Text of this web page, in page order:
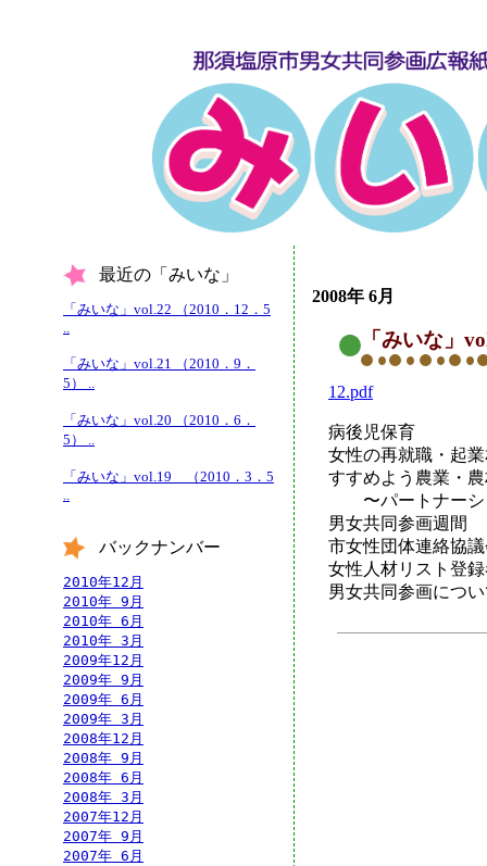
最近の「みいな」
「みいな」vol.22 （2010．12．5
..
「みいな」vol.21 （2010．9．
5） ..
「みいな」vol.20 （2010．6．
5） ..
「みいな」vol.19 （2010．3．5
..
バックナンバー
2010年12月
2010年 9月
2010年 6月
2010年 3月
2009年12月
2009年 9月
2009年 6月
2009年 3月
2008年12月
2008年 9月
2008年 6月
2008年 3月
2007年12月
2007年 9月
2007年 6月
2008年 6月
「みいな」
12.pdf
病後児保育
女性の再就職・起
すすめよう農業・
〜パートナーシ
男女共同参画週間
市女性団体連絡協
女性人材リスト登
男女共同参画につ